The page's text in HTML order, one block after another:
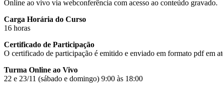
Online ao vivo via webconferência com acesso ao conteúdo gravado.
Carga Horária do Curso
16 horas
Certificado de Participação
O certificado de participação é emitido e enviado em formato pdf em
Turma Online ao Vivo
22 e 23/11 (sábado e domingo) 9:00 às 18:00